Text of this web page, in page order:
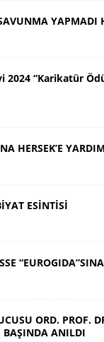
YAPMADI
2024 “Karikatür
HERSEK’E
ESİNTİSİ
ORD. PROF.
BAŞINDA ANILDI